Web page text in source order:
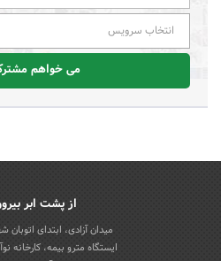
انتخاب سرویس
می خواهم
از پشت ابر
میدان آزادی، ابتدای
ایستگاه مترو بیمه، کارخانه